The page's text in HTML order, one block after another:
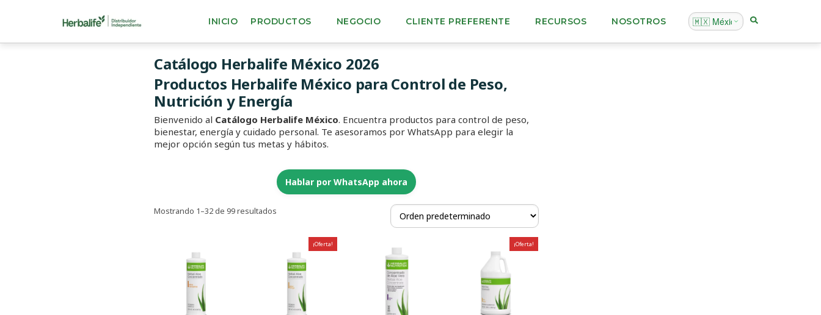
INICIO PRODUCTOS NEGOCIO CLIENTE PREFERENTE RECURSOS NOSOTROS
Catálogo Herbalife México 2026
Productos Herbalife México para Control de Peso,
Nutrición y Energía
Bienvenido al Catálogo Herbalife México. Encuentra productos para control de peso,
bienestar, energía y cuidado personal. Te asesoramos por WhatsApp para elegir la
mejor opción según tus metas y hábitos.
Hablar por WhatsApp ahora
Mostrando 1–32 de 99 resultados
¡Oferta! ¡Oferta!